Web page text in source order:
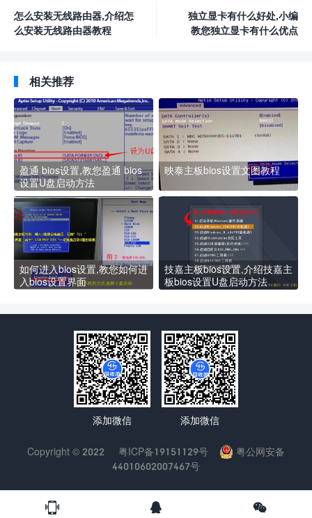
怎么安装无线路由器,介绍怎
么安装无线路由器教程
独立显卡有什么好处,小编
教您独立显卡有什么优点
相关推荐
盈通 bios设置,教您盈通 bios
设置U盘启动方法
映泰主板bios设置文图教程
如何进入bios设置,教您如何进
入bios设置界面
技嘉主板bios设置,介绍技嘉主
板bios设置U盘启动方法
  
添加微信 添加微信
Copyright © 2022 粤ICP备19151129号
粤公网安备
44010602007467号